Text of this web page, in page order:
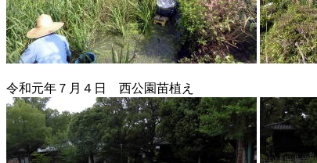
令和元年７月４日 西公園苗植え